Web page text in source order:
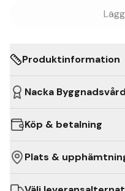
Produktinformation
Nacka Byggnadsvård
Köp & betalning
Plats &